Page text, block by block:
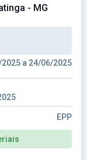
- MG
a 24/06/2025
EPP